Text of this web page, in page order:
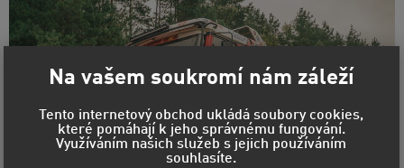
Na vašem soukromí nám záleží
Tento internetový obchod ukládá soubory cookies,
které pomáhají k jeho správnému fungování.
Využíváním našich služeb s jejich používáním
souhlasíte.